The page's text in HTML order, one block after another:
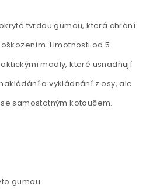
tvrdou gumou, která chrání
Hmotnosti od 5
madly, které usnadňují
a vykládnání z osy, ale
samostatným kotoučem.
gumou